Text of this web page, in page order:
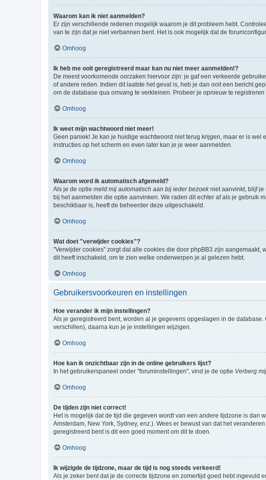
Waarom kan ik niet aanmelden?
Er zijn verschillende redenen mogelijk waarom je dit probleem hebt.
van te zijn dat je niet verbannen bent. Het is ook mogelijk dat de
Omhoog
Ik heb me ooit geregistreerd maar kan nu niet meer aanmelden!?
De meest voorkomende oorzaken hiervoor zijn: je gaf een verkeerde
of andere reden. Indien dit laatste het geval is, heb je dan ooit een bericht
om de database qua omvang te verkleinen. Probeer je opnieuw te
Omhoog
Ik weet mijn wachtwoord niet meer!
Geen paniek! Je kan je huidige wachtwoord niet terug krijgen, maar er is
instructies op het scherm en even later kan je je weer aanmelden.
Omhoog
Waarom word ik automatisch afgemeld?
Als je de optie meld mij automatisch aan bij ieder bezoekniet aanvinkt, blijf je
bij het aanmelden die optie aanvinken. We raden dit echter af als je gebruik
beschikbaar is, heeft de beheerder deze uitgeschakeld.
Omhoog
Wat doet "verwijder cookies"?
"Verwijder cookies" zorgt dat alle cookies die door phpBB3 zijn
dit heeft inschakeld, om te zien welke onderwerpen je al gelezen hebt.
Omhoog
Gebruikersvoorkeuren en instellingen
Hoe verander ik mijn instellingen?
Als je geregistreerd bent, worden al je gegevens opgeslagen in de database.
verschillen), daarna kun je je instellingen wijzigen.
Omhoog
Hoe kan ik onzichtbaar zijn in de online gebruikers lijst?
In het gebruikerspaneel onder "foruminstellingen", vind je de optie Verberg
Omhoog
De tijden zijn niet correct!
Het is mogelijk dat de tijd die gegeven wordt van een andere tijdzone is
Amsterdam, New York, Sydney, enz.). Wees er bewust van dat het
geregistreerd bent is dit een goed moment om dit te doen.
Omhoog
Ik wijzigde de tijdzone, maar de tijd is nog steeds verkeerd!
Als je zeker bent dat je de correcte tijdzone en zomertijd goed hebt